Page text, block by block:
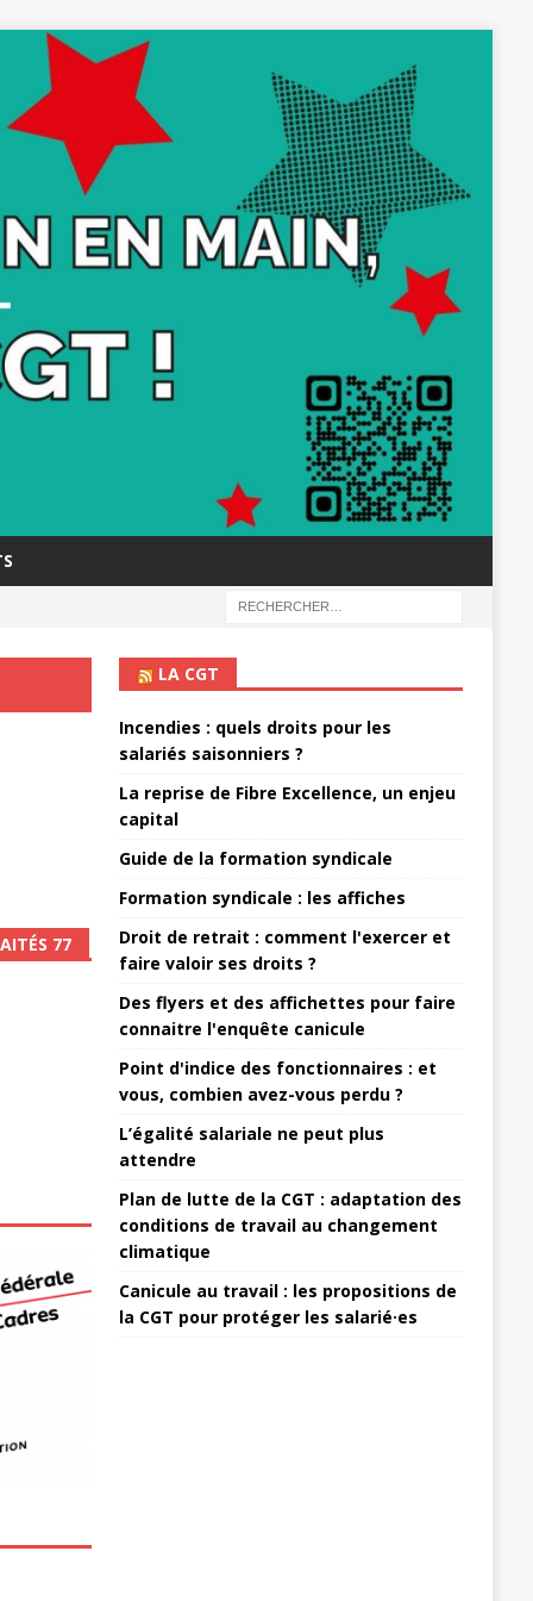
77
LA CGT
Incendies : quels droits pour les
salariés saisonniers ?
La reprise de Fibre Excellence, un enjeu
capital
Guide de la formation syndicale
Formation syndicale : les affiches
Droit de retrait : comment l'exercer et
faire valoir ses droits ?
Des flyers et des affichettes pour faire
connaitre l'enquête canicule
Point d'indice des fonctionnaires : et
vous, combien avez-vous perdu ?
L’égalité salariale ne peut plus
attendre
Plan de lutte de la CGT : adaptation des
conditions de travail au changement
climatique
Canicule au travail : les propositions de
la CGT pour protéger les salarié·es